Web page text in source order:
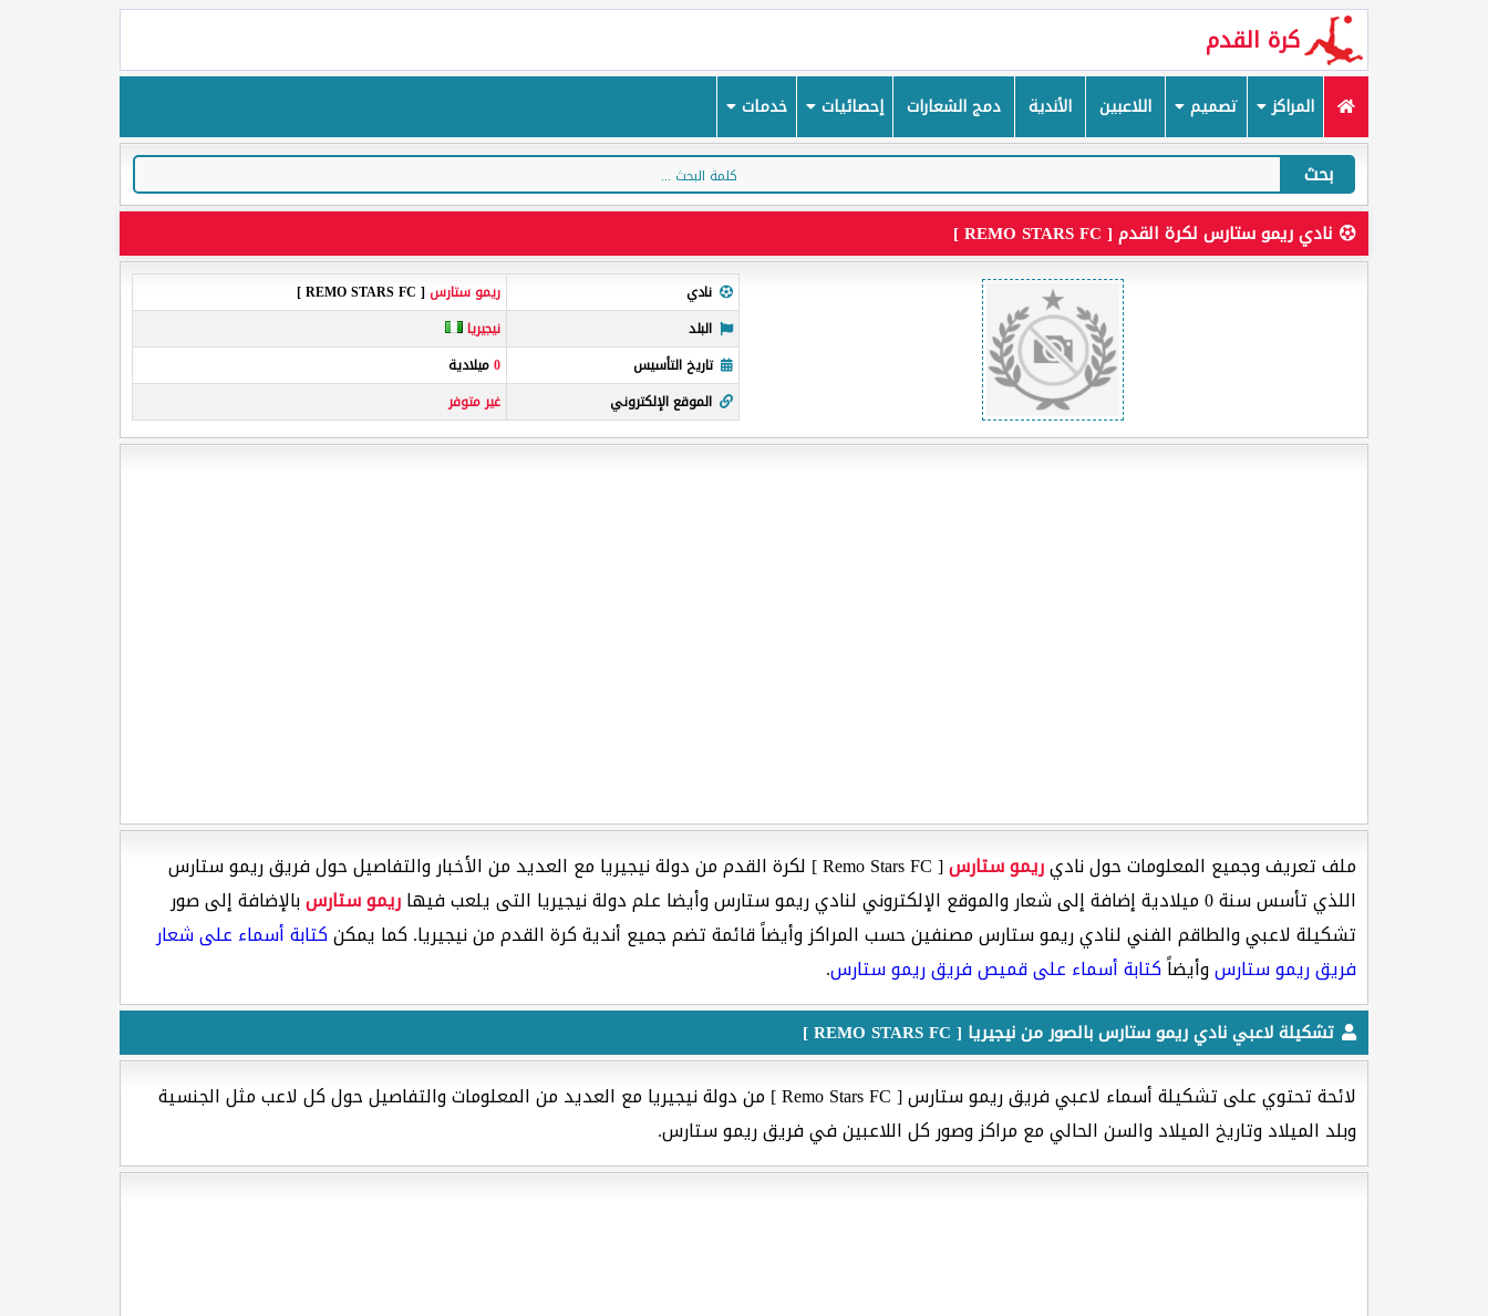
كرة القدم
المراكز تصميم اللاعبين الأندية دمج الشعارات إحصائيات خدمات
بحث
نادي ريمو ستارس لكرة القدم [ REMO STARS FC ]
نادي ريمو ستارس [ REMO STARS FC ]
البلد
نيجيريا
تاريخ التأسيس
0ميلادية
الموقع الإلكتروني
غير متوفر
ملف تعريف وجميع المعلومات حول ناديريمو ستارس
[ Remo Stars FC ] لكرة القدم من دولة نيجيريا مع العديد من الأخبار والتفاصيل حول فريق ريمو ستارس
اللذي تأسس سنة 0 ميلادية إضافة إلى شعار والموقع الإلكتروني لنادي ريمو ستارس وأيضا علم دولة نيجيريا التى يلعب فيها
ريمو ستارسبالإضافة إلى صور
تشكيلة لاعبي والطاقم الفني لنادي ريمو ستارس مصنفين حسب المراكز وأيضاً قائمة تضم جميع أندية كرة القدم من نيجيريا. كما يمكنكتابة أسماء على شعار
فريق ريمو ستارسوأيضاًكتابة أسماء على قميص فريق ريمو ستارس.
تشكيلة لاعبي نادي ريمو ستارس بالصور من نيجيريا [ REMO STARS FC ]
لائحة تحتوي على تشكيلة أسماء لاعبي فريق ريمو ستارس [ Remo Stars FC ] من دولة نيجيريا مع العديد من المعلومات والتفاصيل حول كل لاعب مثل الجنسية
وبلد الميلاد وتاريخ الميلاد والسن الحالي مع مراكز وصور كل اللاعبين في فريق ريمو ستارس.